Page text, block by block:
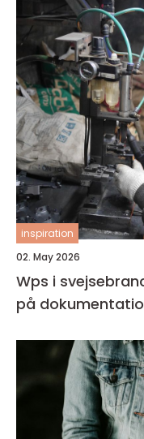
inspiration
02. May 2026
Wps i
på